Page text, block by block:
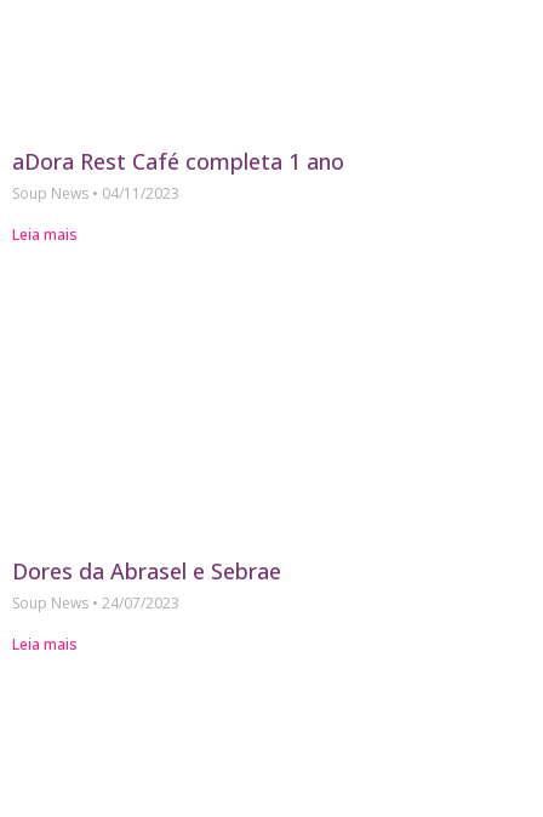
aDora Rest Café completa 1 ano
Soup News
04/11/2023
Leia mais
Dores da Abrasel e Sebrae
Soup News
24/07/2023
Leia mais